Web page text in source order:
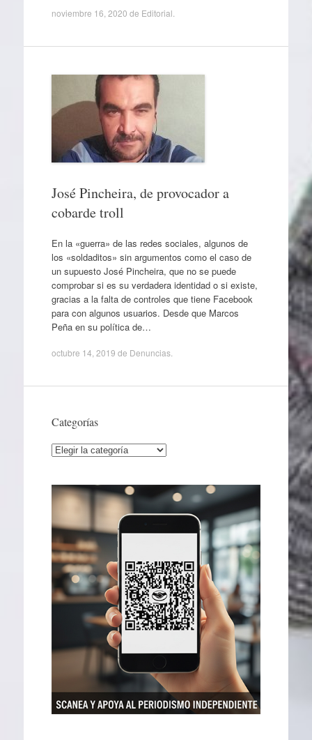
noviembre 16, 2020 de Editorial
José Pincheira, de provocador a
cobarde troll
En la «guerra» de las redes sociales, algunos de
los «soldaditos» sin argumentos como el caso de
un supuesto José Pincheira, que no se puede
comprobar si es su verdadera identidad o si existe,
gracias a la falta de controles que tiene Facebook
para con algunos usuarios. Desde que Marcos
Peña en su política de…
octubre 14, 2019 de Denuncias.
Categorías
Categorías